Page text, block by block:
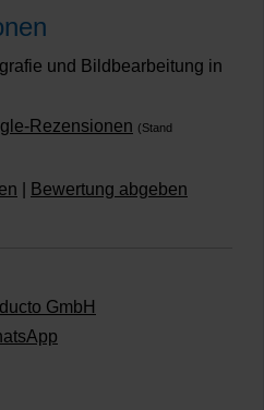
und Bildbearbeitung in
Rezensionen (Stand
Bewertung abgeben